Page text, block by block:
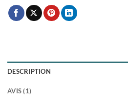
DESCRIPTION
AVIS (1)